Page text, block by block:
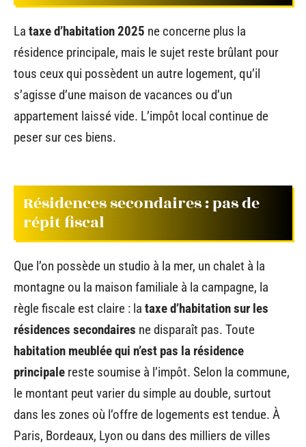
La taxe d’habitation 2025 ne concerne plus la
résidence principale, mais le sujet reste brûlant pour
tous ceux qui possèdent un autre logement, qu’il
s’agisse d’une maison de vacances ou d’un
appartement laissé vide. L’impôt local continue de
peser sur ces biens.
Résidences secondaires : pas de
répit fiscal
Que l’on possède un studio à la mer, un chalet à la
montagne ou la maison familiale à la campagne, la
règle fiscale est claire : la taxe d’habitation sur les
résidences secondaires ne disparaît pas. Toute
habitation meublée qui n’est pas la résidence
principale reste soumise à l’impôt. Selon la commune,
le montant peut varier du simple au double, surtout
dans les zones où l’offre de logements est tendue. À
Paris, Bordeaux, Lyon ou dans des milliers de villes